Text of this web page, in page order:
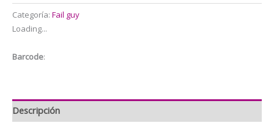
para
decoración
y
Fail
cantidad
Categoría: Fail guy
Loading...
Barcode:
Descripción